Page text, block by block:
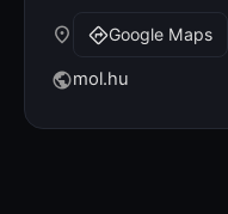
place directionsGoogle Maps
publicmol.hu